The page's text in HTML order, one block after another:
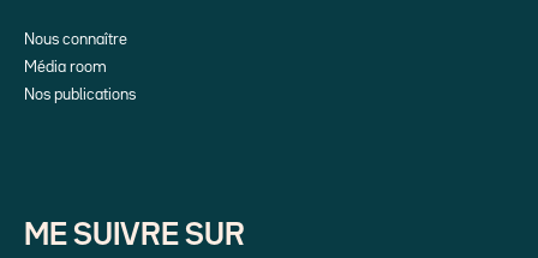
Nous connaître
Média room
Nos publications
ME SUIVRE SUR